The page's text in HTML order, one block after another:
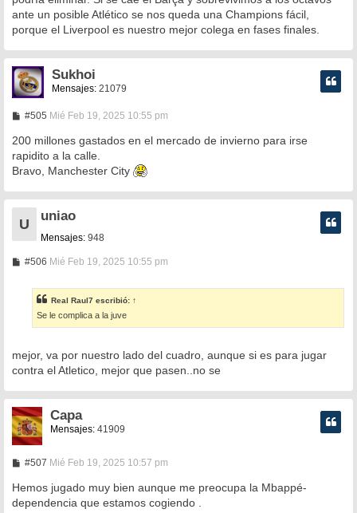
a
j
ante un posible Atlético se nos queda una Champions fácil,
porque el Liverpool es nuestro mejor colega en fases finales.
Sukhoi
Mensajes: 21079
#505M
n
s
a
Mié Feb 19, 2025 10:55 pm
200 millones gastados en el mercado de invierno para irse
rapidito a la calle.
Bravo, Manchester City
U
uniao
Mensajes: 948
#506M
s
a
j
e
Mié Feb 19, 2025 10:55 pm
Real Raul7 escribió: ↑
Se le complica a la juve
mejor, va por nuestro lado del cuadro, aunque si es para jugar
contra el Atletico, mejor que pasen..no se
Capa
Mensajes:41909
#507M
n
s
a
Mié Feb 19, 2025 10:57 pm
Hemos jugado muy bien aunque me preocupa la Mbappé-
dependencia que estamos cogiendo .